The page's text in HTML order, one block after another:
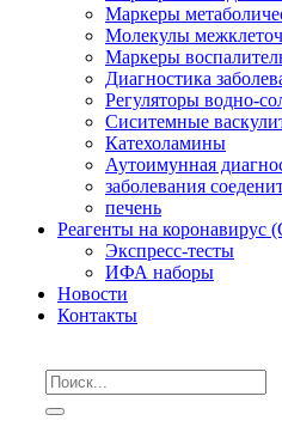
Маркеры
Молекулы
Маркеры
Диагностика
Регуляторы водно-
Сиситемные
Катехоламины
Аутоимунная
заболевания
печень
Реагенты на коронавирус
Экспресс-тесты
ИФА наборы
Новости
Контакты